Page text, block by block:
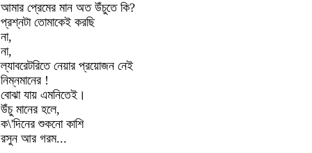
আমার প্রেমের মান অত উঁচুতে কি?
প্রশ্নটা তোমাকেই করছি
না,
না,
ল্যাবরেটরিতে নেয়ার প্রয়োজন নেই
নিম্নমানের !
বোঝা যায় এমনিতেই।
উঁচু মানের হলে,
ক\'দিনের শুকনো কাশি
রসুন আর গরম...